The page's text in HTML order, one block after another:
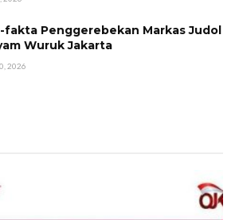
fakta Penggerebekan Markas Judol
Wuruk Jakarta
2026